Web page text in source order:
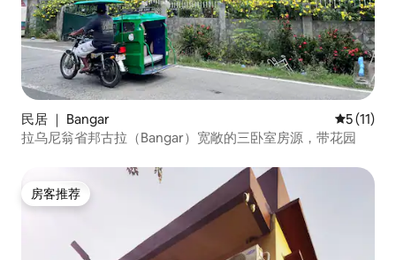
民居 ｜ Bangar 平均评分
5 (11)
拉乌尼翁省邦古拉（Bangar）宽敞的三卧室房源，带花园
房客推荐
房客推荐